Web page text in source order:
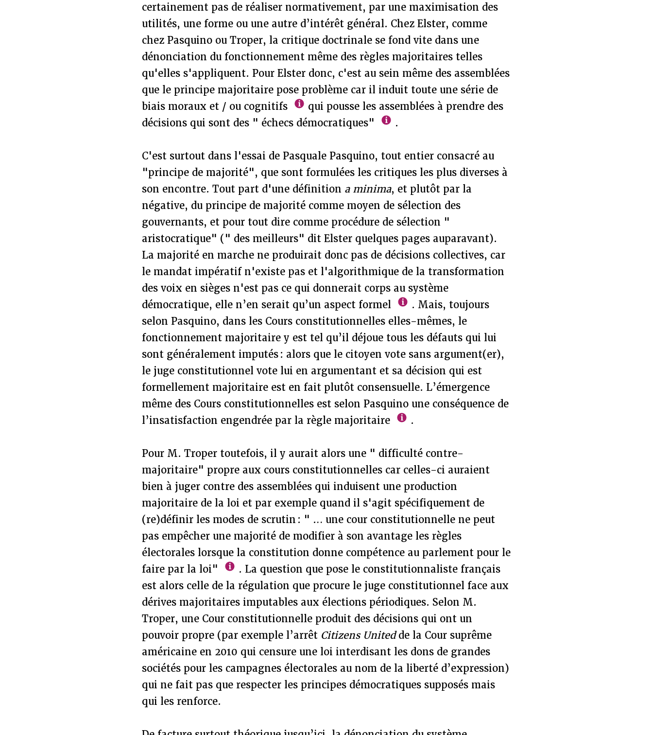
certainement pas de réaliser normativement, par une maximisation des
utilités, une forme ou une autre d’intérêt général. Chez Elster, comme
chez Pasquino ou Troper, la critique doctrinale se fond vite dans une
dénonciation du fonctionnement même des règles majoritaires telles
qu'elles s'appliquent. Pour Elster donc, c'est au sein même des assemblées
que le principe majoritaire pose problème car il induit toute une série de
biais moraux et / ou cognitifs
qui pousse les assemblées à prendre des
décisions qui sont des " échecs démocratiques"
.
C'est surtout dans l'essai de Pasquale Pasquino, tout entier consacré au
"principe de majorité", que sont formulées les critiques les plus diverses à
son encontre. Tout part d'une définition a minima, et plutôt par la
négative, du principe de majorité comme moyen de sélection des
gouvernants, et pour tout dire comme procédure de sélection "
aristocratique" (" des meilleurs" dit Elster quelques pages auparavant).
La majorité en marche ne produirait donc pas de décisions collectives, car
le mandat impératif n'existe pas et l'algorithmique de la transformation
des voix en sièges n'est pas ce qui donnerait corps au système
démocratique, elle n’en serait qu’un aspect formel
. Mais, toujours
selon Pasquino, dans les Cours constitutionnelles elles-mêmes, le
fonctionnement majoritaire y est tel qu’il déjoue tous les défauts qui lui
sont généralement imputés : alors que le citoyen vote sans argument(er),
le juge constitutionnel vote lui en argumentant et sa décision qui est
formellement majoritaire est en fait plutôt consensuelle. L’émergence
même des Cours constitutionnelles est selon Pasquino une conséquence de
l’insatisfaction engendrée par la règle majoritaire
.
Pour M. Troper toutefois, il y aurait alors une " difficulté contre-
majoritaire" propre aux cours constitutionnelles car celles-ci auraient
bien à juger contre des assemblées qui induisent une production
majoritaire de la loi et par exemple quand il s'agit spécifiquement de
(re)définir les modes de scrutin : " … une cour constitutionnelle ne peut
pas empêcher une majorité de modifier à son avantage les règles
électorales lorsque la constitution donne compétence au parlement pour le
faire par la loi"
. La question que pose le constitutionnaliste français
est alors celle de la régulation que procure le juge constitutionnel face aux
dérives majoritaires imputables aux élections périodiques. Selon M.
Troper, une Cour constitutionnelle produit des décisions qui ont un
pouvoir propre (par exemple l’arrêt Citizens Unitedde la Cour suprême
américaine en 2010 qui censure une loi interdisant les dons de grandes
sociétés pour les campagnes électorales au nom de la liberté d’expression)
qui ne fait pas que respecter les principes démocratiques supposés mais
qui les renforce.